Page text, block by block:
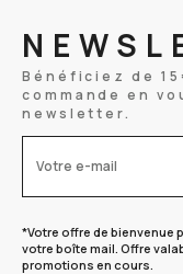
Bénéficiez de
commande en
newsletter.
Votre e-mail
*Votre offre de bienvenue
votre boîte mail. Offre
promotions en cours.